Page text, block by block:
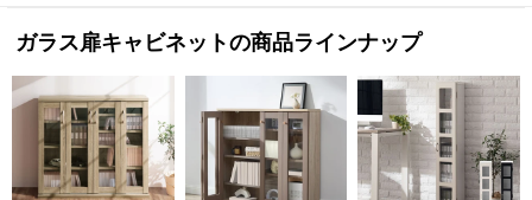
ガラス扉キャビネットの商品ラインナップ